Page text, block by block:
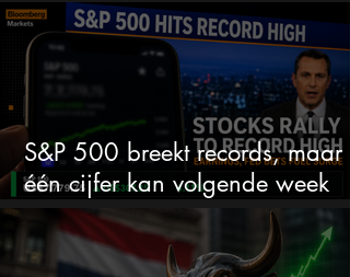
ruimte voor meer?
S&P 500 breekt records, maar
één cijfer kan volgende week
alles veranderen